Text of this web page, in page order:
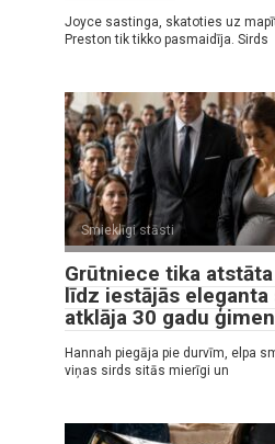
Joyce sastinga, skatoties uz
Preston tik tikko pasmaidīja. Sirds
Smieklīgi stāsti
Grūtniece tika
līdz iestājās eleganta
atklāja 30 gadu
Hannah piegāja pie durvīm, elpa
viņas sirds sitās mierīgi un